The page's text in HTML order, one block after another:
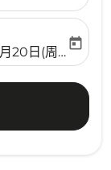
return-date-
20日(周四)
today